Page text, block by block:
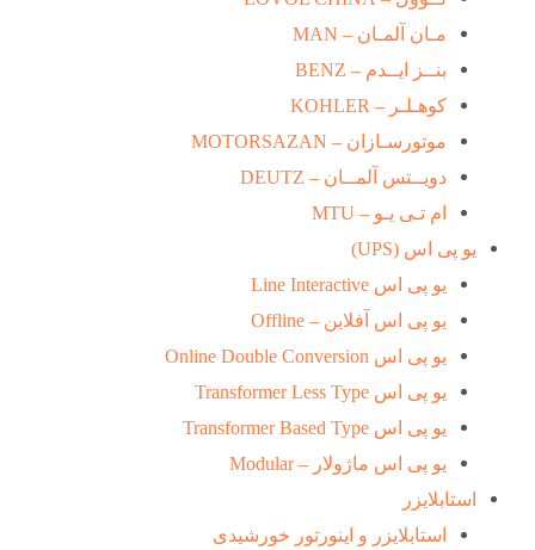
مـان آلمـان – MAN
بنــز ایــدم – BENZ
کوهـلـر – KOHLER
موتورسـازان – MOTORSAZAN
دویــتس آلمــان – DEUTZ
ام تـی یـو – MTU
یو پی اس (UPS)
یو پی اس Line Interactive
یو پی اس آفلاین – Offline
یو پی اس Online Double Conversion
یو پی اس Transformer Less Type
یو پی اس Transformer Based Type
یو پی اس ماژولار – Modular
استابلایزر
استابلایزر و اینورتور خورشیدی